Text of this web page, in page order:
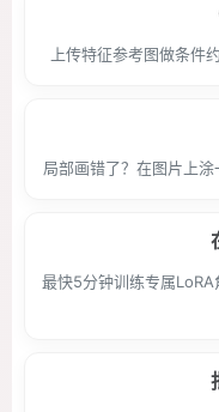
上传特征参考图做条件
局部画错了？在图片上涂
最快5分钟训练专属